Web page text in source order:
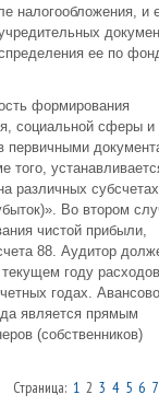
налогообложения, и
ее по
формирования
социальной сферы и
первичными
того,
различных
Во втором
чистой прибыли,
88. Аудитор
году
годах.
является прямым
(собственников)
Страница: 1 2 3 4 5 6 7